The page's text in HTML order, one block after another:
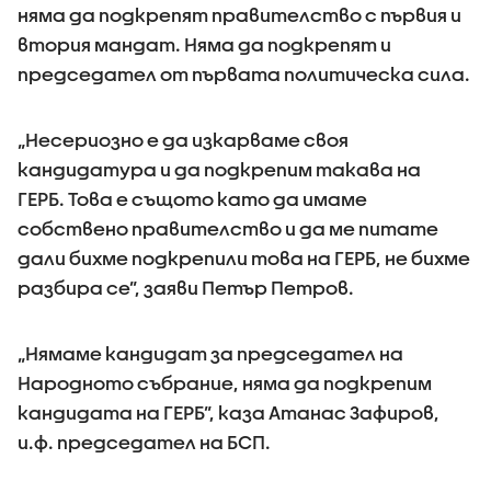
няма да подкрепят правителство с първия и
втория мандат. Няма да подкрепят и
председател от първата политическа сила.
„Несериозно е да изкарваме своя
кандидатура и да подкрепим такава на
ГЕРБ. Това е същото като да имаме
собствено правителство и да ме питате
дали бихме подкрепили това на ГЕРБ, не бихме
разбира се”, заяви Петър Петров.
„Нямаме кандидат за председател на
Народното събрание, няма да подкрепим
кандидата на ГЕРБ”, каза Атанас Зафиров,
и.ф. председател на БСП.